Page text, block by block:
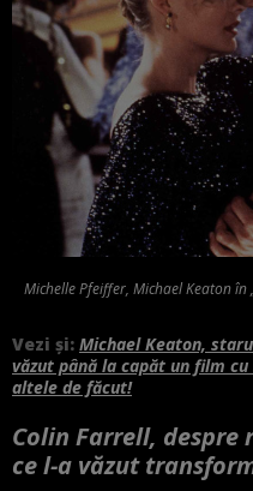
Michelle Pfeiffer, Michael Keaton
Vezi și: Michael Keaton,
văzut până la capăt un film
altele de făcut!
Colin Farrell,
ce l-a văzut